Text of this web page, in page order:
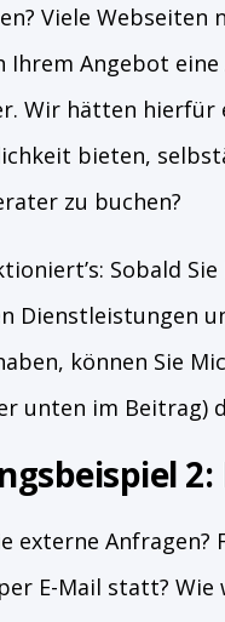
Viele
Ihrem Angebot
Wir hätten hierfür
bieten,
zu buchen?
Sobald
Dienstleistungen
können Sie
unten im Beitrag)
externe
E-Mail statt? Wie